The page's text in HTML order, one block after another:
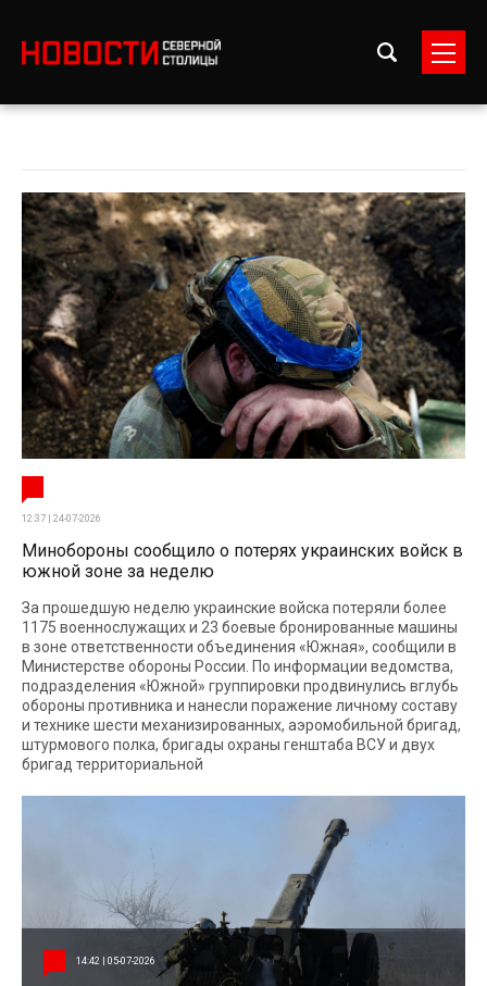
12:37 | 24-07-2026
Минобороны сообщило о потерях украинских войск в
южной зоне за неделю
За прошедшую неделю украинские войска потеряли более
1175 военнослужащих и 23 боевые бронированные машины
в зоне ответственности объединения «Южная», сообщили в
Министерстве обороны России. По информации ведомства,
подразделения «Южной» группировки продвинулись вглубь
обороны противника и нанесли поражение личному составу
и технике шести механизированных, аэромобильной бригад,
штурмового полка, бригады охраны генштаба ВСУ и двух
бригад территориальной
14:42 | 05-07-2026